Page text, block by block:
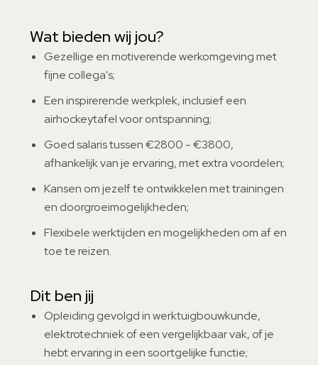
Wat bieden wij jou?
Gezellige en motiverende werkomgeving met
fijne collega's;
Een inspirerende werkplek, inclusief een
airhockeytafel voor ontspanning;
Goed salaris tussen €2800 - €3800,
afhankelijk van je ervaring, met extra voordelen;
Kansen om jezelf te ontwikkelen met trainingen
en doorgroeimogelijkheden;
Flexibele werktijden en mogelijkheden om af en
toe te reizen.
Dit ben jij
Opleiding gevolgd in werktuigbouwkunde,
elektrotechniek of een vergelijkbaar vak, of je
hebt ervaring in een soortgelijke functie;